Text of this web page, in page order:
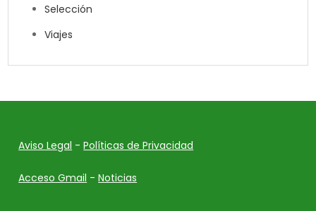
Selección
Viajes
Aviso Legal -Políticas de Privacidad
Acceso Gmail -Noticias